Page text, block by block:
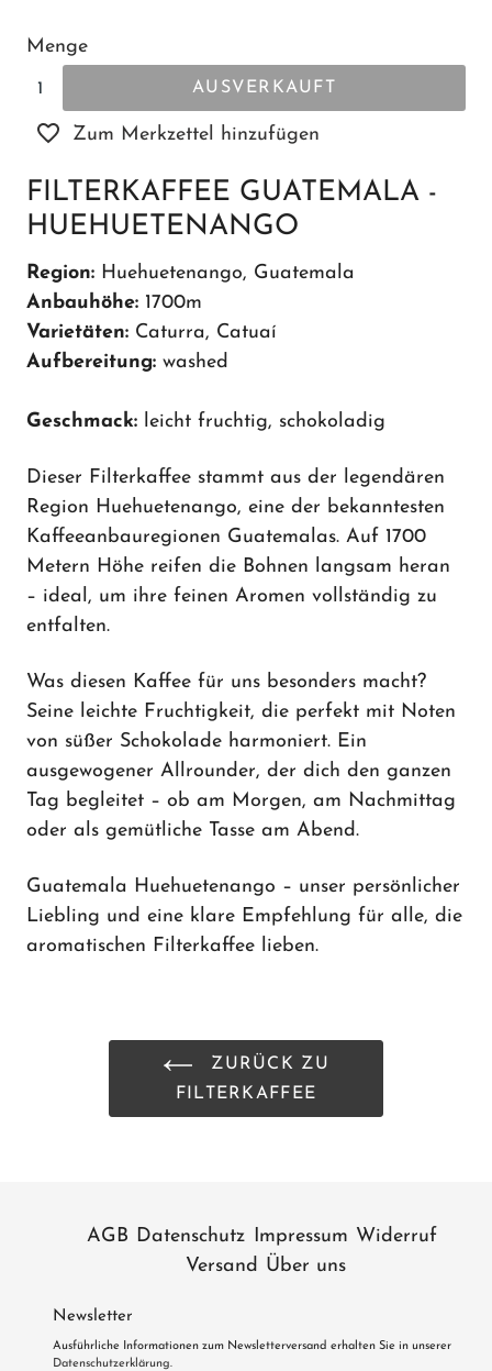
Menge
AUSVERKAUFT
Zum Merkzettel hinzufügen
FILTERKAFFEE GUATEMALA -
HUEHUETENANGO
Region: Huehuetenango, Guatemala
Anbauhöhe: 1700m
Varietäten: Caturra, Catuaí
Aufbereitung: washed
Geschmack: leicht fruchtig, schokoladig
Dieser Filterkaffee stammt aus der legendären
Region Huehuetenango, eine der bekanntesten
Kaffeeanbauregionen Guatemalas. Auf 1700
Metern Höhe reifen die Bohnen langsam heran
– ideal, um ihre feinen Aromen vollständig zu
entfalten.
Was diesen Kaffee für uns besonders macht?
Seine leichte Fruchtigkeit, die perfekt mit Noten
von süßer Schokolade harmoniert. Ein
ausgewogener Allrounder, der dich den ganzen
Tag begleitet – ob am Morgen, am Nachmittag
oder als gemütliche Tasse am Abend.
Guatemala Huehuetenango – unser persönlicher
Liebling und eine klare Empfehlung für alle, die
aromatischen Filterkaffee lieben.
ZURÜCK ZU
FILTERKAFFEE
AGB Datenschutz Impressum Widerruf
Versand Über uns
Newsletter
Ausführliche Informationen zum Newsletterversand erhalten Sie in unserer
Datenschutzerklärung.